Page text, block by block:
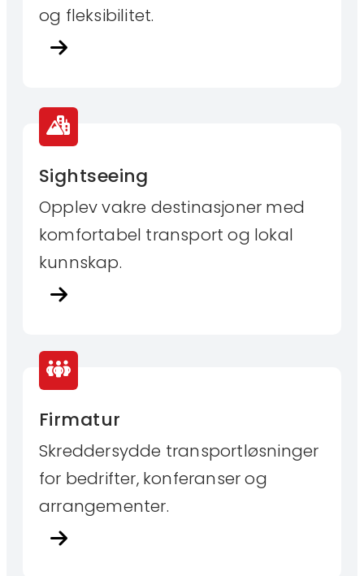
og fleksibilitet.
Sightseeing
Opplev vakre destinasjoner med
komfortabel transport og lokal
kunnskap.
Firmatur
Skreddersydde transportløsninger
for bedrifter, konferanser og
arrangementer.